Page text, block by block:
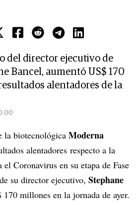
del director ejecutivo de
Bancel, aumentó US$ 170
alentadores de la
la biotecnológica Moderna
alentadores respecto a la
el Coronavirus en su etapa de Fase
su director ejecutivo, Stephane
170 millones en la jornada de ayer.